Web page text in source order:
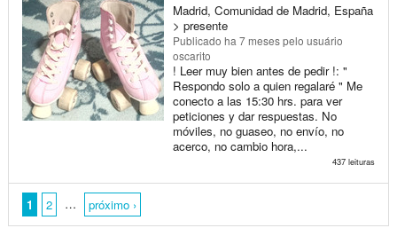
Madrid, Comunidad de Madrid, España
> presente
Publicado ha 7 mesespelo usuário
oscarito
! Leer muy bien antes de pedir !: "
Respondo solo a quien regalaré " Me
conecto a las 15:30 hrs. para ver
peticiones y dar respuestas. No
móviles, no guaseo, no envío, no
acerco, no cambio hora,...
437 leituras
1 2 … próximo ›